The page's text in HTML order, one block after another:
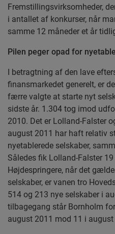
Fremstillingsvirksomheder,
i antallet af konkurser, når
samme 12 måneder et år
Pilen peger opad for
I betragtning af den lave
finansmarkedet generelt, er
færre valgte at starte nyt
sidste år. 1.304 tog imod
2010. Det er Lolland-Falster
august 2011 har haft relativ
nyetablerede selskaber,
Således fik Lolland-Falster
Højdespringere, når det
selskaber, er vanen tro
514 og 213 nye selskaber i
tilbagegang står Bornholm
august 2011 mod 11 i august